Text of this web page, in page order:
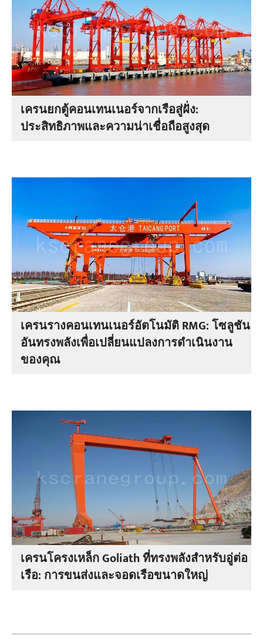
เครนยกตู้คอนเทนเนอร์จากเรือสู่ฝั่ง:
ประสิทธิภาพและความน่าเชื่อถือสูงสุด
เครนรางคอนเทนเนอร์อัตโนมัติ RMG: โซลูชัน
อันทรงพลังเพื่อเปลี่ยนแปลงการดำเนินงาน
ของคุณ
เครนโครงเหล็ก Goliath ที่ทรงพลังสำหรับอู่ต่อ
เรือ: การขนส่งและจอดเรือขนาดใหญ่